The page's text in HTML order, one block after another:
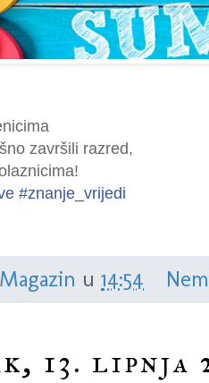
završili razred,
#znanje_vrijedi
u 14:54
13. lipnja